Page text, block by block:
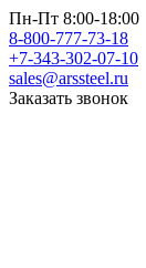
Пн-Пт 8:00-18:00
8-800-777-73-18
+7-343-302-07-10
sales@arssteel.ru
Заказать звонок